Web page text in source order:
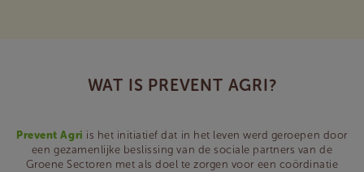
WAT IS PREVENT AGRI?
Prevent Agri is het initiatief dat in het leven werd geroepen door
een gezamenlijke beslissing van de sociale partners van de
Groene Sectoren met als doel te zorgen voor een coördinatie